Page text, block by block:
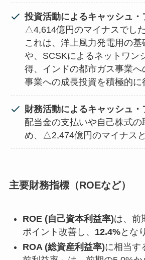
投資活動によるキャッシュ・
△4,614億円のマイナスでした
これは、洋上風力発電用の
や、SCSKによるネットワン
得、インドの都市ガス事業へ
事業への成長投資を積極的に
財務活動によるキャッシュ・
配当金の支払いや自己株式の
め、△2,474億円のマイナスと
主要財務指標（ROEなど）
ROE (自己資本利益率)は、前
ポイント改善し、 12.4%とな
ROA (総資産利益率)に相当す